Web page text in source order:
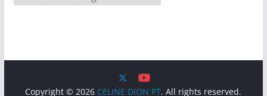
a
Copyright © 2026 CELINE DION PT. All rights reserved.